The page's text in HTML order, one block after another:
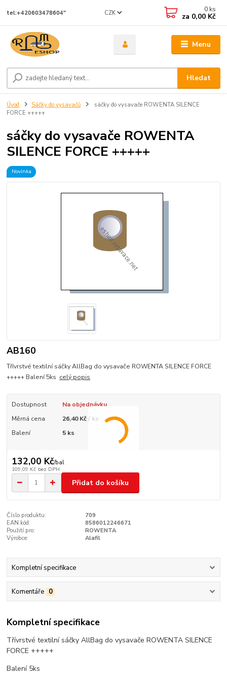
Menu
CZK
Hledat
tel:+420603478604" 0 ks
za 0,00 Kč
Úvod Sáčky do vysavačů
sáčky do vysavače ROWENTA SILENCE
FORCE +++++
sáčky do vysavače ROWENTA
SILENCE FORCE +++++
Novinka
AB160
Třívrstvé textilní sáčky AllBag do vysavače ROWENTA SILENCE FORCE
+++++ Balení 5ks celý popis
Dostupnost
Na objednávku
Měrná cena
26,40 Kč / ks
Balení
5 ks
132,00 Kč/bal
109,09 Kč bez DPH
Přidat do košíku
Číslo produktu:
709
EAN kód:
8586012246671
Použití pro:
ROWENTA
Výrobce:
Alafil
Kompletní specifikace
Komentáře 0
Kompletní specifikace
Třívrstvé textilní sáčky AllBag do vysavače ROWENTA SILENCE
FORCE +++++
Balení 5ks